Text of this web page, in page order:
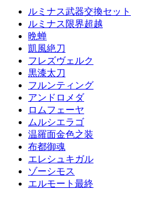
ルミナス武器交換セット
ルミナス限界超越
晩蝉
凱風絶刀
フレズヴェルク
黒漆太刀
フルンティング
アンドロメダ
ロムフェーヤ
ムルシエラゴ
温羅面金色之装
布都御魂
エレシュキガル
ゾーシモス
エルモート最終